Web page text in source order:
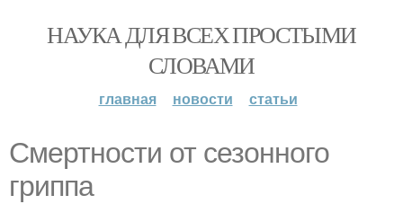
НАУКА ДЛЯ ВСЕХ ПРОСТЫМИ
СЛОВАМИ
главная новости статьи
Смертности от сезонного
гриппа